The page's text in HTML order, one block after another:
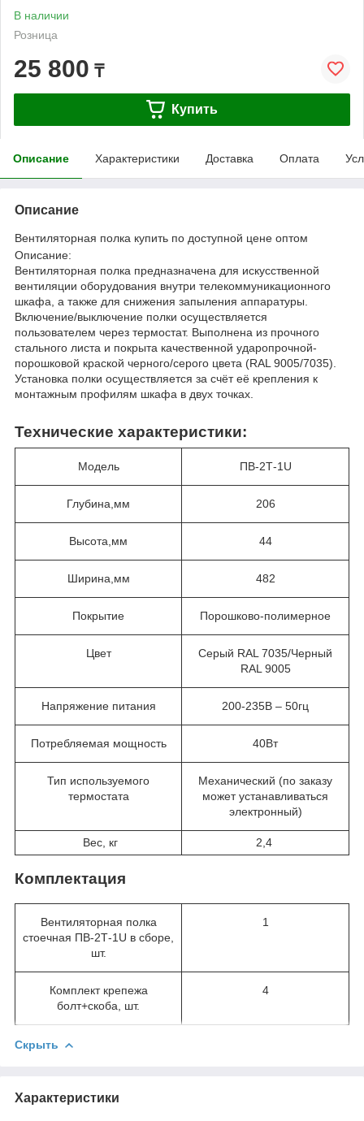
В наличии
Розница
25 800 ₸
Купить
Описание Характеристики Доставка Оплата
Описание
Вентиляторная полка купить по доступной цене оптом
Описание:
Вентиляторная полка предназначена для искусственной
вентиляции оборудования внутри телекоммуникационного
шкафа, а также для снижения запыления аппаратуры.
Включение/выключение полки осуществляется
пользователем через термостат. Выполнена из прочного
стального листа и покрыта качественной ударопрочной-
порошковой краской черного/серого цвета (RAL 9005/7035).
Установка полки осуществляется за счёт её крепления к
монтажным профилям шкафа в двух точках.
Технические характеристики:
Модель ПВ-2Т-1U
Глубина,мм 206
Высота,мм 44
Ширина,мм 482
Покрытие Порошково-полимерное
Цвет
Серый RAL 7035/Черный
RAL 9005
Напряжение питания 200-235В – 50гц
Потребляемая мощность 40Вт
Тип используемого
термостата
Механический (по заказу
может устанавливаться
электронный)
Вес, кг 2,4
Комплектация
Вентиляторная полка
стоечная ПВ-2Т-1U в сборе,
шт.
1
Комплект крепежа
болт+скоба, шт.
4
Скрыть
Характеристики